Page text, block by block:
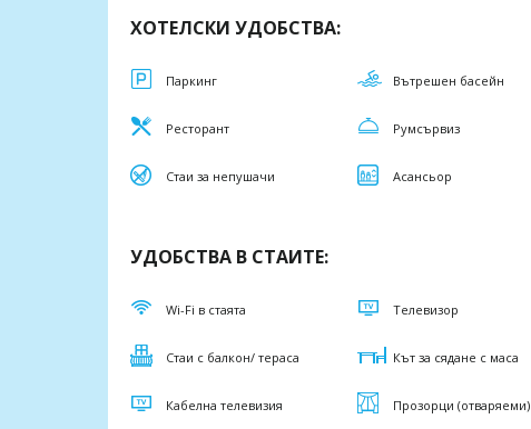
ХОТЕЛСКИ УДОБСТВА:
Паркинг Вътрешен басейн
Ресторант Румсървиз
Стаи за непушачи Асансьор
УДОБСТВА В СТАИТЕ:
Wi-Fi в стаята Телевизор
Стаи с балкон/ тераса Кът за сядане с маса
Кабелна телевизия Прозорци (отваряеми)